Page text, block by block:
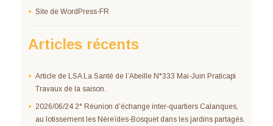
Site de WordPress-FR
Articles récents
Article de LSA La Santé de l’Abeille N°333 Mai-Juin Praticapi
Travaux de la saison.
2026/06/24 2° Réunion d’échange inter-quartiers Calanques,
au lotissement les Néreïdes-Bosquet dans les jardins partagés.